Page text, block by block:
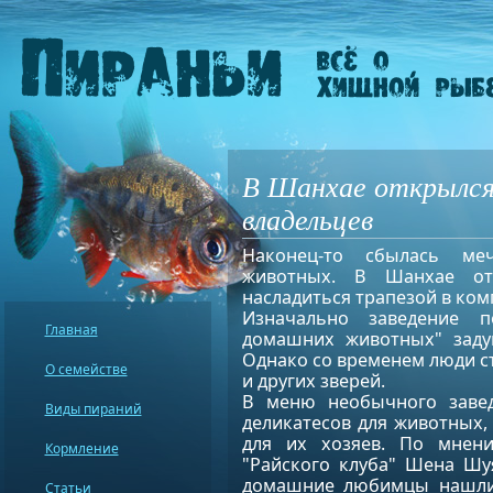
В Шанхае
владельцев
Наконец-то сбылась
животных. В Шанхае
насладиться трапезой в
Изначально заведение
домашних животных"
Однако со временем люди
и других зверей.
В меню необычного
деликатесов для
для их хозяев. По
"Райского клуба" Шена
домашние любимцы нашли
Главная
О семействе
Виды пираний
Кормление
Статьи